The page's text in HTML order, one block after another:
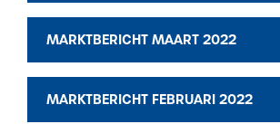
MARKTBERICHT MAART 2022
MARKTBERICHT FEBRUARI 2022